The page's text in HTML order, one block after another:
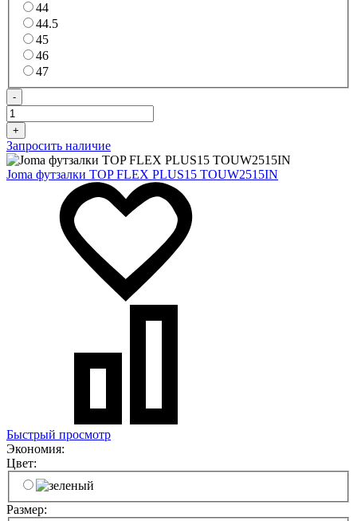
44
44.5
45
46
47
-
+
Запросить наличие
Joma футзалки TOP FLEX PLUS15 TOUW2515IN
Быстрый просмотр
Экономия:
Цвет:
Размер: